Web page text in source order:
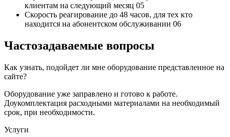
клиентам на следующий месяц 05
Скорость реагирование до 48 часов, для тех кто
находится на абонентском обслуживании 06
Частозадаваемые вопросы
Как узнать, подойдет ли мне оборудование представленное на
сайте?
Оборудование уже заправлено и готово к работе.
Доукомплектация расходными материалами на необходимый
срок, при необходимости.
Услуги